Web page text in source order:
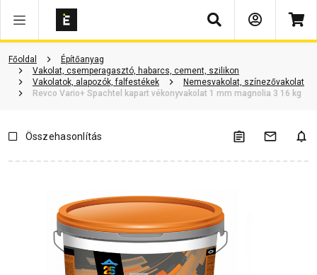
Keresés
Főoldal
Építőanyag
Vakolat, csemperagasztó, habarcs, cement, szilikon
Vakolatok, alapozók, falfestékek
Nemesvakolat, színezővakolat
Revco Vario+ Spachtel kapart vékonyvakolat 1 mm magnolia 3 16 kg
Vásárlói vélemények Kérdések és válaszok Kapcsolódó cikkek
Összehasonlítás